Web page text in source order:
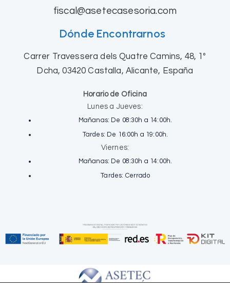
fiscal@asetecasesoria.com
Dónde Encontrarnos
Carrer Travessera dels Quatre Camins, 48, 1º
Dcha, 03420 Castalla, Alicante, España
Horario de Oficina
Lunes a Jueves:
Mañanas: De 08:30h a 14:00h.
Tardes: De 16:00h a 19:00h.
Viernes:
Mañanas: De 08:30h a 14:00h.
Tardes: Cerrado